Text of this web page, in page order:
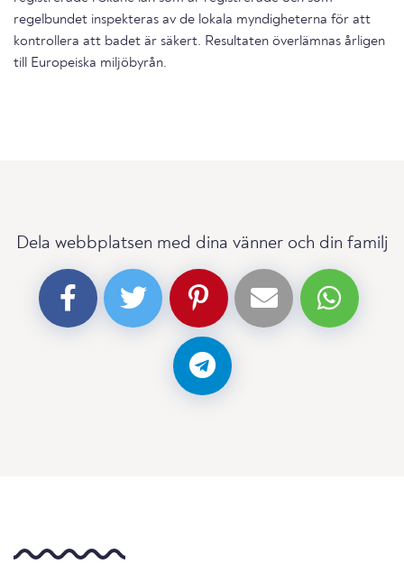
regelbundet inspekteras av de lokala myndigheterna för att
kontrollera att badet är säkert. Resultaten överlämnas årligen
till Europeiska miljöbyrån.
Dela webbplatsen med dina vänner och din familj